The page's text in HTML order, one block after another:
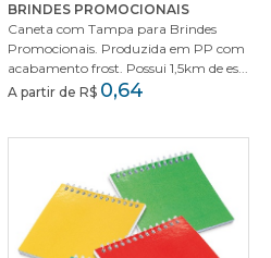
BRINDES PROMOCIONAIS
Caneta com Tampa para Brindes
Promocionais. Produzida em PP com
acabamento frost. Possui 1,5km de es...
A partir de R$ 0,64